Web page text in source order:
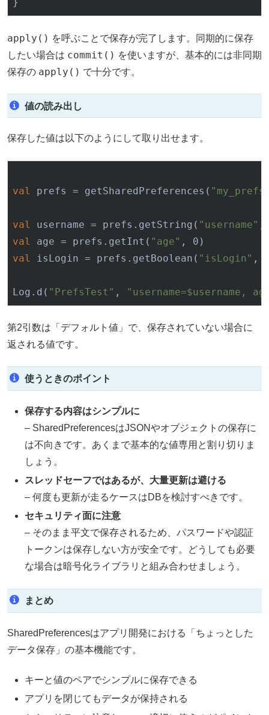
apply() を呼ぶことで保存が完了します。同期的に保存
したい場合は commit() を使いますが、基本的には非同期
保存の apply() で十分です。
値の読み出し
保存した値は以下のようにして取り出せます。
val prefs = getSharedPreferences(
val username = prefs.getString( "username"
val
age = prefs.getInt( "age" , 0)
val
isLogin = prefs.getBoolean( "isLogin" ,
Log . d( "PrefsTest" , "username=$username,
第2引数は「デフォルト値」で、保存されていない場合に
返される値です。
使うときのポイント
保存する内容はシンプルに
– SharedPreferencesはJSONやオブジェクトの保存に
は不向きです。あくまで基本的な値専用と割り切りま
しょう。
スレッドセーフではあるが、大量更新は避ける
– 何度も更新が走るケースはDBを検討すべきです。
セキュリティ面に注意
– そのまま平文で保存されるため、パスワードや認証
トークンは保存しない方が安全です。どうしても必要
な場合は暗号化ライブラリと組み合わせましょう。
まとめ
SharedPreferencesはアプリ開発における「ちょっとした
データ保存」の基本機能です。
キーと値のペアでシンプルに保存できる
アプリを閉じてもデータが保持される